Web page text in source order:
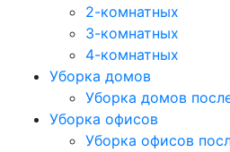
2-комнатных
3-комнатных
4-комнатных
Уборка домов
Уборка домов
Уборка офисов
Уборка офисов